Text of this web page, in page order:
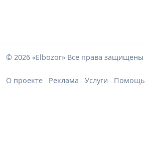
© 2026 «Elbozor» Все права защищены
О проекте Реклама Услуги Помощь